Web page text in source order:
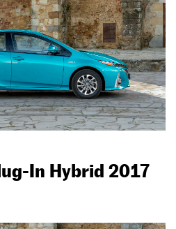
In Hybrid 2017